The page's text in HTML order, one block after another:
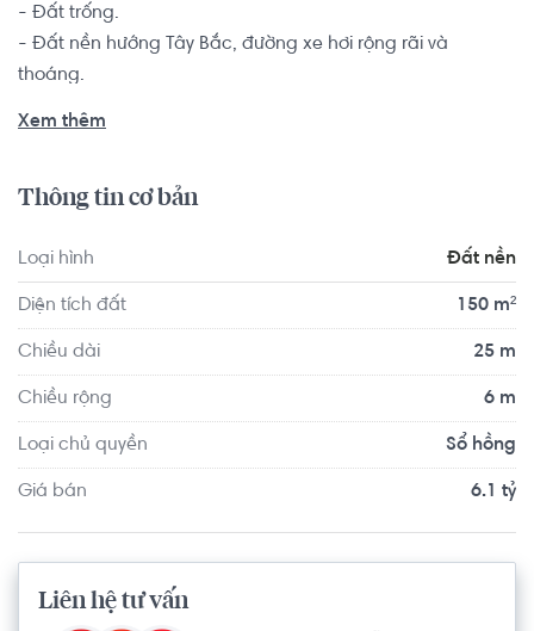
- Đất trống.
- Đất nền hướng Tây Bắc, đường xe hơi rộng rãi và
thoáng.
Vị trí đất gần đường Nguyễn Văn Tạo, nằm tại huyện Nhà
Kiển hơn 700m, di chuyển vào trung tâm Quận 7 mất 15
phút xe máy. Khu vực xung quanh có nhiều tiện ích như:
xăng, bệnh viện, mang lại cuộc sống tiện nghi cho cá
nhân và cả gia đình
Xem thêm
Thông tin cơ bản
Loại hình Đất nền
Diện tích đất 150 m²
Chiều dài 25 m
Chiều rộng 6 m
Loại chủ quyền Sổ hồng
Giá bán 6.1 tỷ
Liên hệ tư vấn